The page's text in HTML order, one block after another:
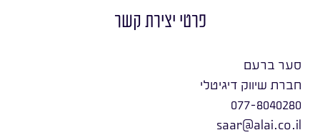
פרטי יצירת קשר
סער ברעם
חברת שיווק דיגיטלי
077-8040280
saar@alai.co.il